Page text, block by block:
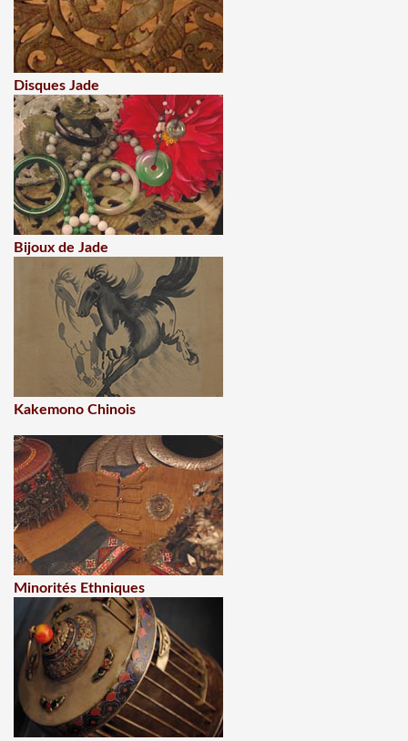
Disques Jade
Bijoux de Jade
Kakemono Chinois
Minorités Ethniques